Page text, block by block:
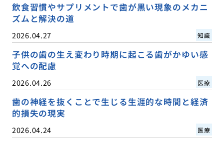
飲食習慣やサプリメントで歯が黒い現象のメカニ
ズムと解決の道
2026.04.27 知識
子供の歯の生え変わり時期に起こる歯がかゆい感
覚への配慮
2026.04.26 医療
歯の神経を抜くことで生じる生涯的な時間と経済
的損失の現実
2026.04.24 医療